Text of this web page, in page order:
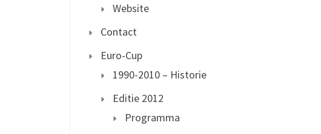
Website
Contact
Euro-Cup
1990-2010 – Historie
Editie 2012
Programma